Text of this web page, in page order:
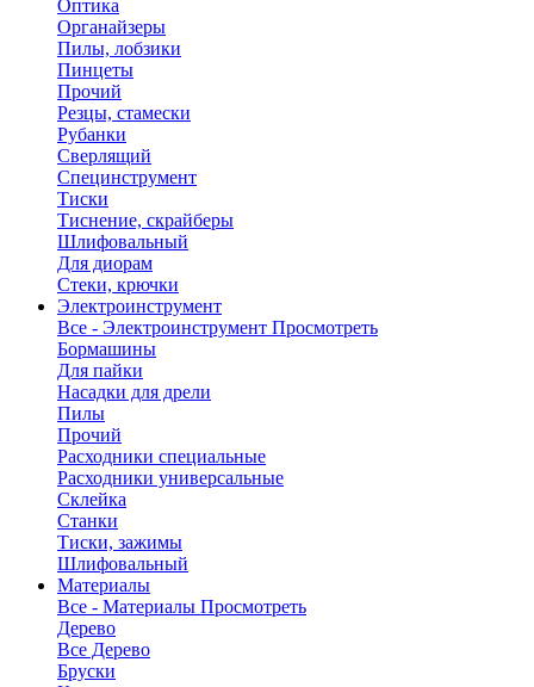
Оптика
Органайзеры
Пилы, лобзики
Пинцеты
Прочий
Резцы, стамески
Рубанки
Сверлящий
Специнструмент
Тиски
Тиснение, скрайберы
Шлифовальный
Для диорам
Стеки, крючки
Электроинструмент
Все - Электроинструмент Просмотреть
Бормашины
Для пайки
Насадки для дрели
Пилы
Прочий
Расходники специальные
Расходники универсальные
Склейка
Станки
Тиски, зажимы
Шлифовальный
Материалы
Все - Материалы Просмотреть
Дерево
Все Дерево
Бруски